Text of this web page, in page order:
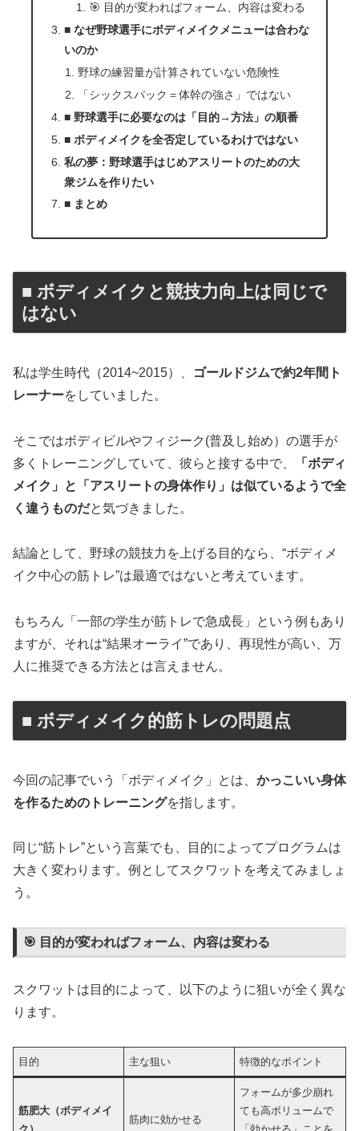
🎯 目的が変わればフォーム、内容は変わる
■ なぜ野球選手にボディメイクメニューは合わな
いのか
野球の練習量が計算されていない危険性
「シックスパック＝体幹の強さ」ではない
■ 野球選手に必要なのは「目的→方法」の順番
■ ボディメイクを全否定しているわけではない
私の夢：野球選手はじめアスリートのための大
衆ジムを作りたい
■ まとめ
■ ボディメイクと競技力向上は同じで
はない
私は学生時代（2014~2015）、
ゴールドジムで約2年間ト
レーナーをしていました。
そこではボディビルやフィジーク(普及し始め）の選手が
多くトレーニングしていて、彼らと接する中で、
「ボディ
メイク」と「アスリートの身体作り」は似ているようで全
く違うものだと気づきました。
結論として、野球の競技力を上げる目的なら、“ボディメ
イク中心の筋トレ”は最適ではないと考えています。
もちろん「一部の学生が筋トレで急成長」という例もあり
ますが、それは“結果オーライ”であり、再現性が高い、万
人に推奨できる方法とは言えません。
■ ボディメイク的筋トレの問題点
今回の記事でいう「ボディメイク」とは、 かっこいい身体
を作るためのトレーニングを指します。
同じ“筋トレ”という言葉でも、目的によってプログラムは
大きく変わります。例としてスクワットを考えてみましょ
う。
🎯 目的が変わればフォーム、内容は変わる
スクワットは目的によって、以下のように狙いが全く異な
ります。
目的 主な狙い 特徴的なポイント
筋肥大（ボディメイ
筋肉に効かせる
フォームが多少崩れ
ても高ボリュームで